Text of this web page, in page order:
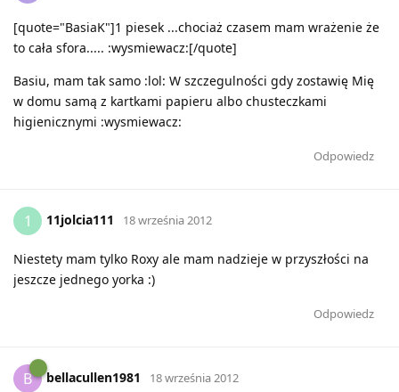
[quote="BasiaK"]1 piesek ...chociaż czasem mam wrażenie że
to cała sfora..... :wysmiewacz:[/quote]
Basiu, mam tak samo :lol: W szczegulności gdy zostawię Mię
w domu samą z kartkami papieru albo chusteczkami
higienicznymi :wysmiewacz:
Odpowiedz
1 11jolcia111 18 września 2012
Niestety mam tylko Roxy ale mam nadzieje w przyszłości na
jeszcze jednego yorka :)
Odpowiedz
B bellacullen1981 18 września 2012